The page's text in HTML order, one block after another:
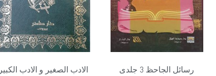
رسائل الجاحظ 3 جلدی الادب الصغیر و الادب الکبیر